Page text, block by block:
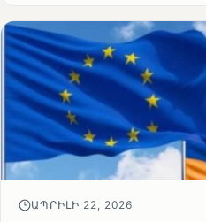
ԱՊՐԻԼԻ 22, 2026